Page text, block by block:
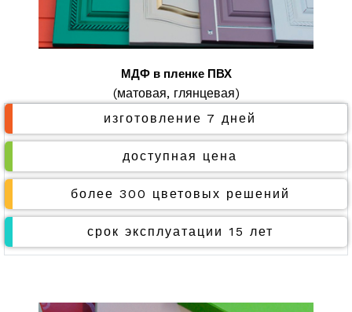
МДФ в пленке ПВХ
(матовая, глянцевая)
изготовление 7 дней
доступная цена
более 300 цветовых решений
срок эксплуатации 15 лет